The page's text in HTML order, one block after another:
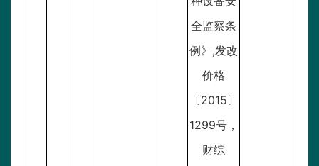
全监察条
例》,发改
价格
〔2015〕
1299号，
财综